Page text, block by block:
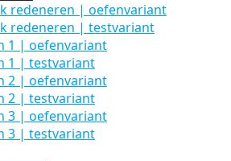
redeneren | oefenvariant
redeneren | testvariant
1 | oefenvariant
1 | testvariant
2 | oefenvariant
2 | testvariant
3 | oefenvariant
3 | testvariant